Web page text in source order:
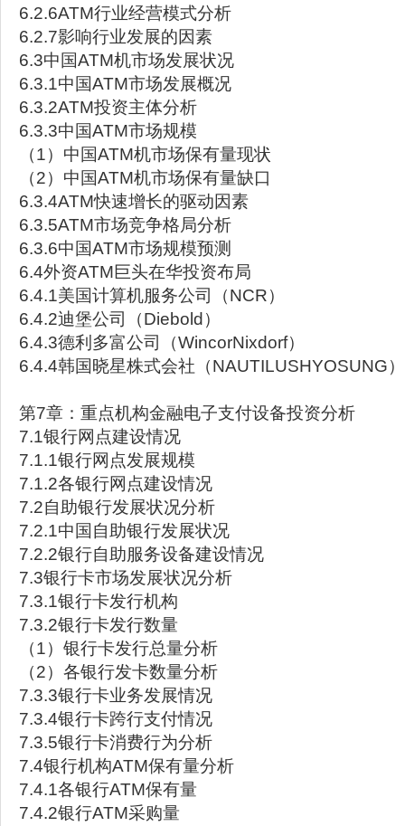
6.2.6ATM行业经营模式分析
6.2.7影响行业发展的因素
6.3中国ATM机市场发展状况
6.3.1中国ATM市场发展概况
6.3.2ATM投资主体分析
6.3.3中国ATM市场规模
（1）中国ATM机市场保有量现状
（2）中国ATM机市场保有量缺口
6.3.4ATM快速增长的驱动因素
6.3.5ATM市场竞争格局分析
6.3.6中国ATM市场规模预测
6.4外资ATM巨头在华投资布局
6.4.1美国计算机服务公司（NCR）
6.4.2迪堡公司（Diebold）
6.4.3德利多富公司（WincorNixdorf）
6.4.4韩国晓星株式会社（NAUTILUSHYOSUNG）
第7章：重点机构金融电子支付设备投资分析
7.1银行网点建设情况
7.1.1银行网点发展规模
7.1.2各银行网点建设情况
7.2自助银行发展状况分析
7.2.1中国自助银行发展状况
7.2.2银行自助服务设备建设情况
7.3银行卡市场发展状况分析
7.3.1银行卡发行机构
7.3.2银行卡发行数量
（1）银行卡发行总量分析
（2）各银行发卡数量分析
7.3.3银行卡业务发展情况
7.3.4银行卡跨行支付情况
7.3.5银行卡消费行为分析
7.4银行机构ATM保有量分析
7.4.1各银行ATM保有量
7.4.2银行ATM采购量